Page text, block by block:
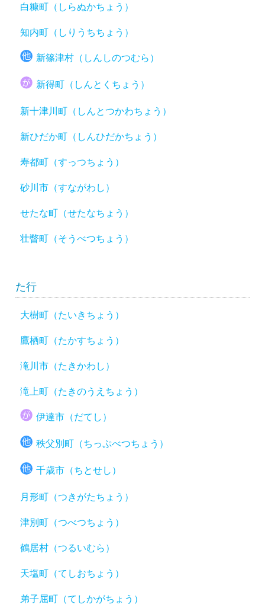
白糠町（しらぬかちょう）
知内町（しりうちちょう）
新篠津村（しんしのつむら）
新得町（しんとくちょう）
新十津川町（しんとつかわちょう）
新ひだか町（しんひだかちょう）
寿都町（すっつちょう）
砂川市（すながわし）
せたな町（せたなちょう）
壮瞥町（そうべつちょう）
た行
大樹町（たいきちょう）
鷹栖町（たかすちょう）
滝川市（たきかわし）
滝上町（たきのうえちょう）
伊達市（だてし）
秩父別町（ちっぷべつちょう）
千歳市（ちとせし）
月形町（つきがたちょう）
津別町（つべつちょう）
鶴居村（つるいむら）
天塩町（てしおちょう）
弟子屈町（てしかがちょう）